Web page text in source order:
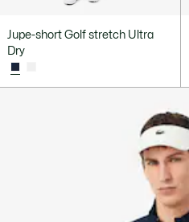
Jupe-short Golf stretch Ultra
Dry